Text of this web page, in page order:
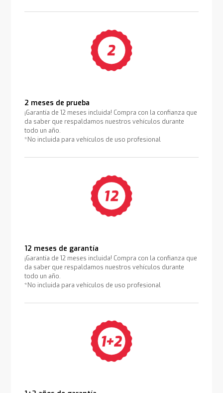
2 meses de prueba
¡Garantía de 12 meses incluida! Compra con la confianza que
da saber que respaldamos nuestros vehículos durante
todo un año.
*No incluida para vehículos de uso profesional
12 meses de garantía
¡Garantía de 12 meses incluida! Compra con la confianza que
da saber que respaldamos nuestros vehículos durante
todo un año.
*No incluida para vehículos de uso profesional